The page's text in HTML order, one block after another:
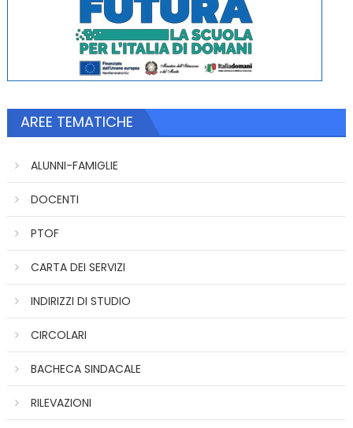
AREE TEMATICHE
ALUNNI-FAMIGLIE
DOCENTI
PTOF
CARTA DEI SERVIZI
INDIRIZZI DI STUDIO
CIRCOLARI
BACHECA SINDACALE
RILEVAZIONI